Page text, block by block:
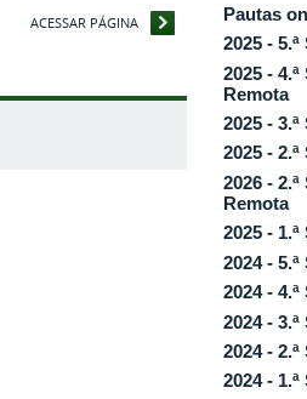
ACESSAR PÁGINA
Pautas
2025 -
2025 -
Remota
2025 -
2025 -
2026 -
Remota
2025 -
2024 -
2024 -
2024 -
2024 -
2024 -